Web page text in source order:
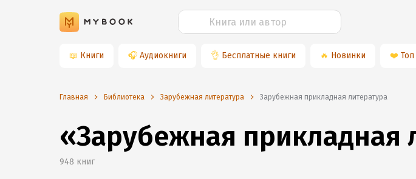
📖 Книги 🎧 Аудиокниги 👌 Бесплатные книги 🔥 Новинки ❤️
Главная Библиотека Зарубежная литература Зарубежная прикладная литература
«Зарубежная прикладная
948 книг